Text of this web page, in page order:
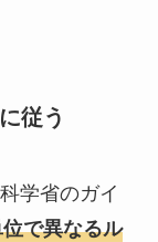
従う
学省のガイ
で異なるル